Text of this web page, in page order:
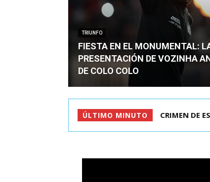
TRIUNFO
FIESTA EN EL MONUMENTAL:
PRESENTACIÓN DE VOZINHA
DE COLO COLO
ÚLTIMO MINUTO FIESTA EN
CRIMEN DE